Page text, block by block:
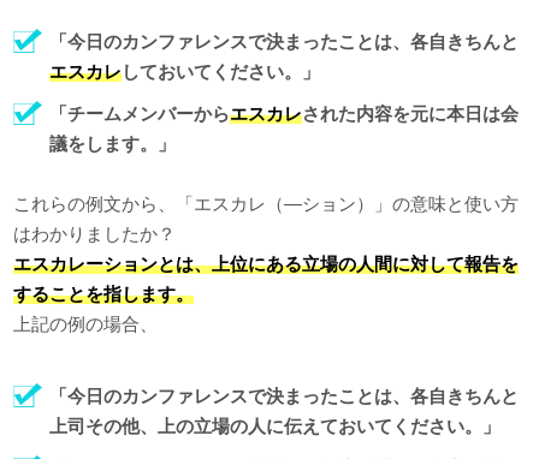
「今日のカンファレンスで決まったことは、各自きちんと
エスカレしておいてください。」
「チームメンバーからエスカレされた内容を元に本日は会
議をします。」
これらの例文から、「エスカレ（―ション）」の意味と使い方
はわかりましたか？
エスカレーションとは、上位にある立場の人間に対して報告を
することを指します。
上記の例の場合、
「今日のカンファレンスで決まったことは、各自きちんと
上司その他、上の立場の人に伝えておいてください。」